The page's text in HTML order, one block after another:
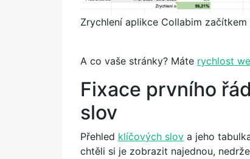
Zrychlení aplikce Collabim
A co vaše stránky? Máte rychlost
Fixace prvního
slov
Přehled klíčových slov a jeho
chtěli si je zobrazit najednou,